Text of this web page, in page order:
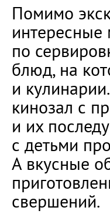
Помимо
интересные
по
блюд, на
и
кинозал с
и их
с детьми
А вкусные
свершений.